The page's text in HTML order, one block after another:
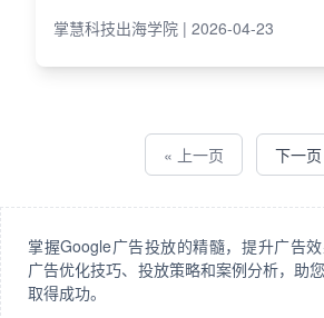
掌慧科技出海学院 | 2026-04-23
« 上一页 下一
掌握Google广告投放的精髓，提升广告
广告优化技巧、投放策略和案例分析，助
取得成功。